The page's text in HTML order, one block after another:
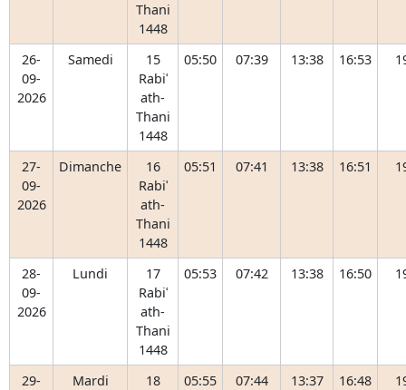
Thani
1448
26-
09-
2026
Samedi
15
Rabiʿ
ath-
Thani
1448
05:50 07:39 13:38 16:53
27-
09-
2026
Dimanche
16
Rabiʿ
ath-
Thani
1448
05:51 07:41 13:38 16:51
28-
09-
2026
Lundi
17
Rabiʿ
ath-
Thani
1448
05:53 07:42 13:38 16:50
29-
Mardi
18
05:55 07:44 13:37 16:48